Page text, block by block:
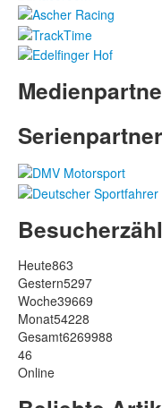
Heute863
Gestern5297
Woche39669
Monat54228
Gesamt6269988
46
Online